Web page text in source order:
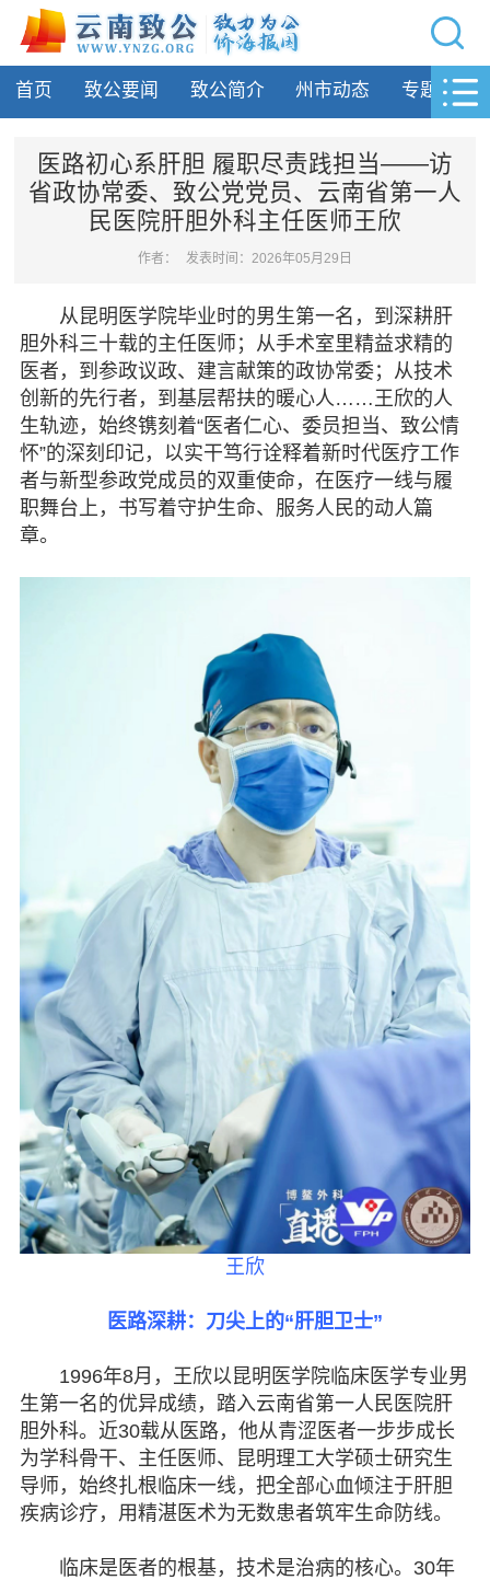
网站导航
首页
致公简介
州市动态
专题活动
履行职责
自身建设
致公风采
专委会
书香机关
图片欣赏
视频中心
联系我们
媒体报道
脱贫攻坚
侨海动态
七彩云南
首页 致公要闻 致公简介 州市动态 专题活动
医路初心系肝胆 履职尽责践担当——访
省政协常委、致公党党员、云南省第一人
民医院肝胆外科主任医师王欣
作者： 发表时间：2026年05月29日
从昆明医学院毕业时的男生第一名，到深耕肝
胆外科三十载的主任医师；从手术室里精益求精的
医者，到参政议政、建言献策的政协常委；从技术
创新的先行者，到基层帮扶的暖心人……王欣的人
生轨迹，始终镌刻着“医者仁心、委员担当、致公情
怀”的深刻印记，以实干笃行诠释着新时代医疗工作
者与新型参政党成员的双重使命，在医疗一线与履
职舞台上，书写着守护生命、服务人民的动人篇
章。
王欣
医路深耕：刀尖上的“肝胆卫士”
1996年8月，王欣以昆明医学院临床医学专业男
生第一名的优异成绩，踏入云南省第一人民医院肝
胆外科。近30载从医路，他从青涩医者一步步成长
为学科骨干、主任医师、昆明理工大学硕士研究生
导师，始终扎根临床一线，把全部心血倾注于肝胆
疾病诊疗，用精湛医术为无数患者筑牢生命防线。
临床是医者的根基，技术是治病的核心。30年